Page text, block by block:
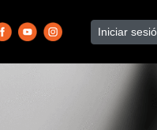
Iniciar